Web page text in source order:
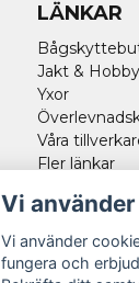
LÄNKAR
Jakt & Hobby
Yxor
Våra
Fler länkar
Vi
Vi använder
fungera och